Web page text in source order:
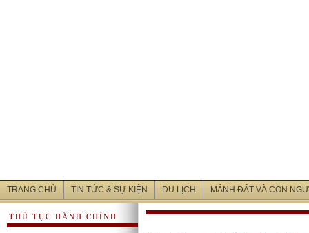
TRANG CHỦ TIN TỨC & SỰ KIỆN DU LỊCH MẢNH ĐẤT VÀ CON
THỦ TỤC HÀNH CHÍNH